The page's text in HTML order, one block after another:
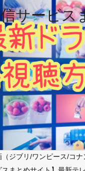
サービス
（ジブリ/ワンピース/コ